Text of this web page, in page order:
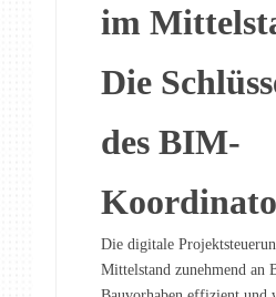
im
Die
des BIM-
Die digitale
Mittelstand zunehmend an